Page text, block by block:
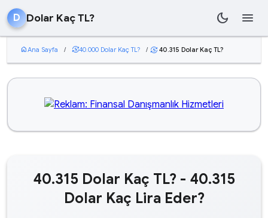
D Dolar Kaç TL? dark_mode menu
homeAna Sayfa / currency_exchange40.000 Dolar Kaç TL? / currency_exchange 40.315 Dolar Kaç TL?
40.315 Dolar Kaç TL? - 40.315
Dolar Kaç Lira Eder?